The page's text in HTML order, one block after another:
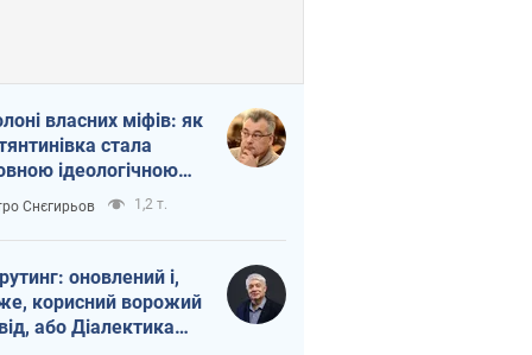
власних міфів: як
стала
ідеологічною
для російських
Снєгирьов 1,2 т.
оновлений і,
корисний ворожий
або Діалектика